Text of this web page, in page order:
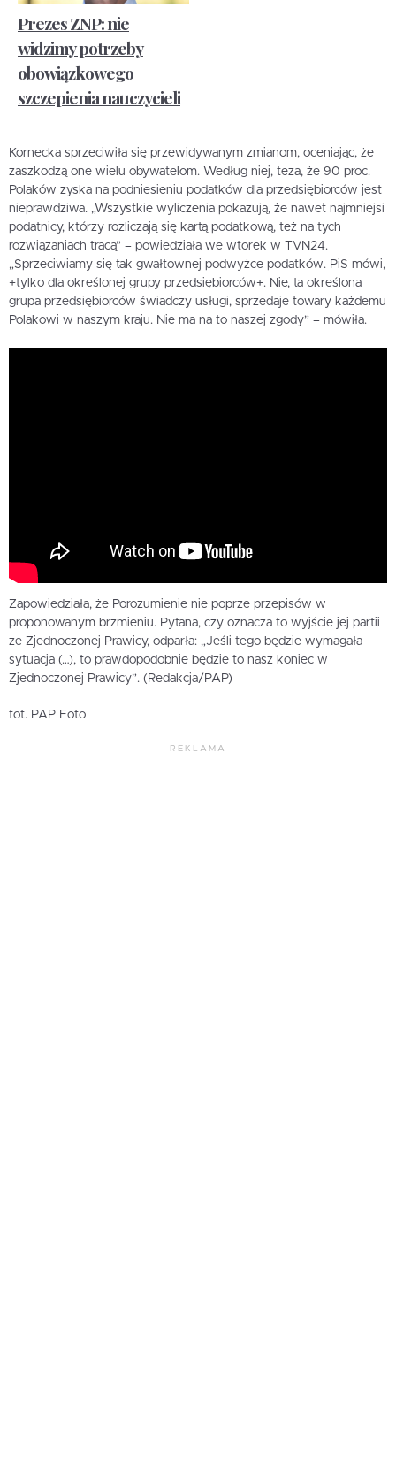
Prezes ZNP: nie
widzimy potrzeby
obowiązkowego
szczepienia nauczycieli
Kornecka sprzeciwiła się przewidywanym zmianom, oceniając, że
zaszkodzą one wielu obywatelom. Według niej, teza, że 90 proc.
Polaków zyska na podniesieniu podatków dla przedsiębiorców jest
nieprawdziwa. „Wszystkie wyliczenia pokazują, że nawet najmniejsi
podatnicy, którzy rozliczają się kartą podatkową, też na tych
rozwiązaniach tracą” – powiedziała we wtorek w TVN24.
„Sprzeciwiamy się tak gwałtownej podwyżce podatków. PiS mówi,
+tylko dla określonej grupy przedsiębiorców+. Nie, ta określona
grupa przedsiębiorców świadczy usługi, sprzedaje towary każdemu
Polakowi w naszym kraju. Nie ma na to naszej zgody” – mówiła.
Zapowiedziała, że Porozumienie nie poprze przepisów w
proponowanym brzmieniu. Pytana, czy oznacza to wyjście jej partii
ze Zjednoczonej Prawicy, odparła: „Jeśli tego będzie wymagała
sytuacja (…), to prawdopodobnie będzie to nasz koniec w
Zjednoczonej Prawicy”. (Redakcja/PAP)
fot. PAP Foto
REKLAMA